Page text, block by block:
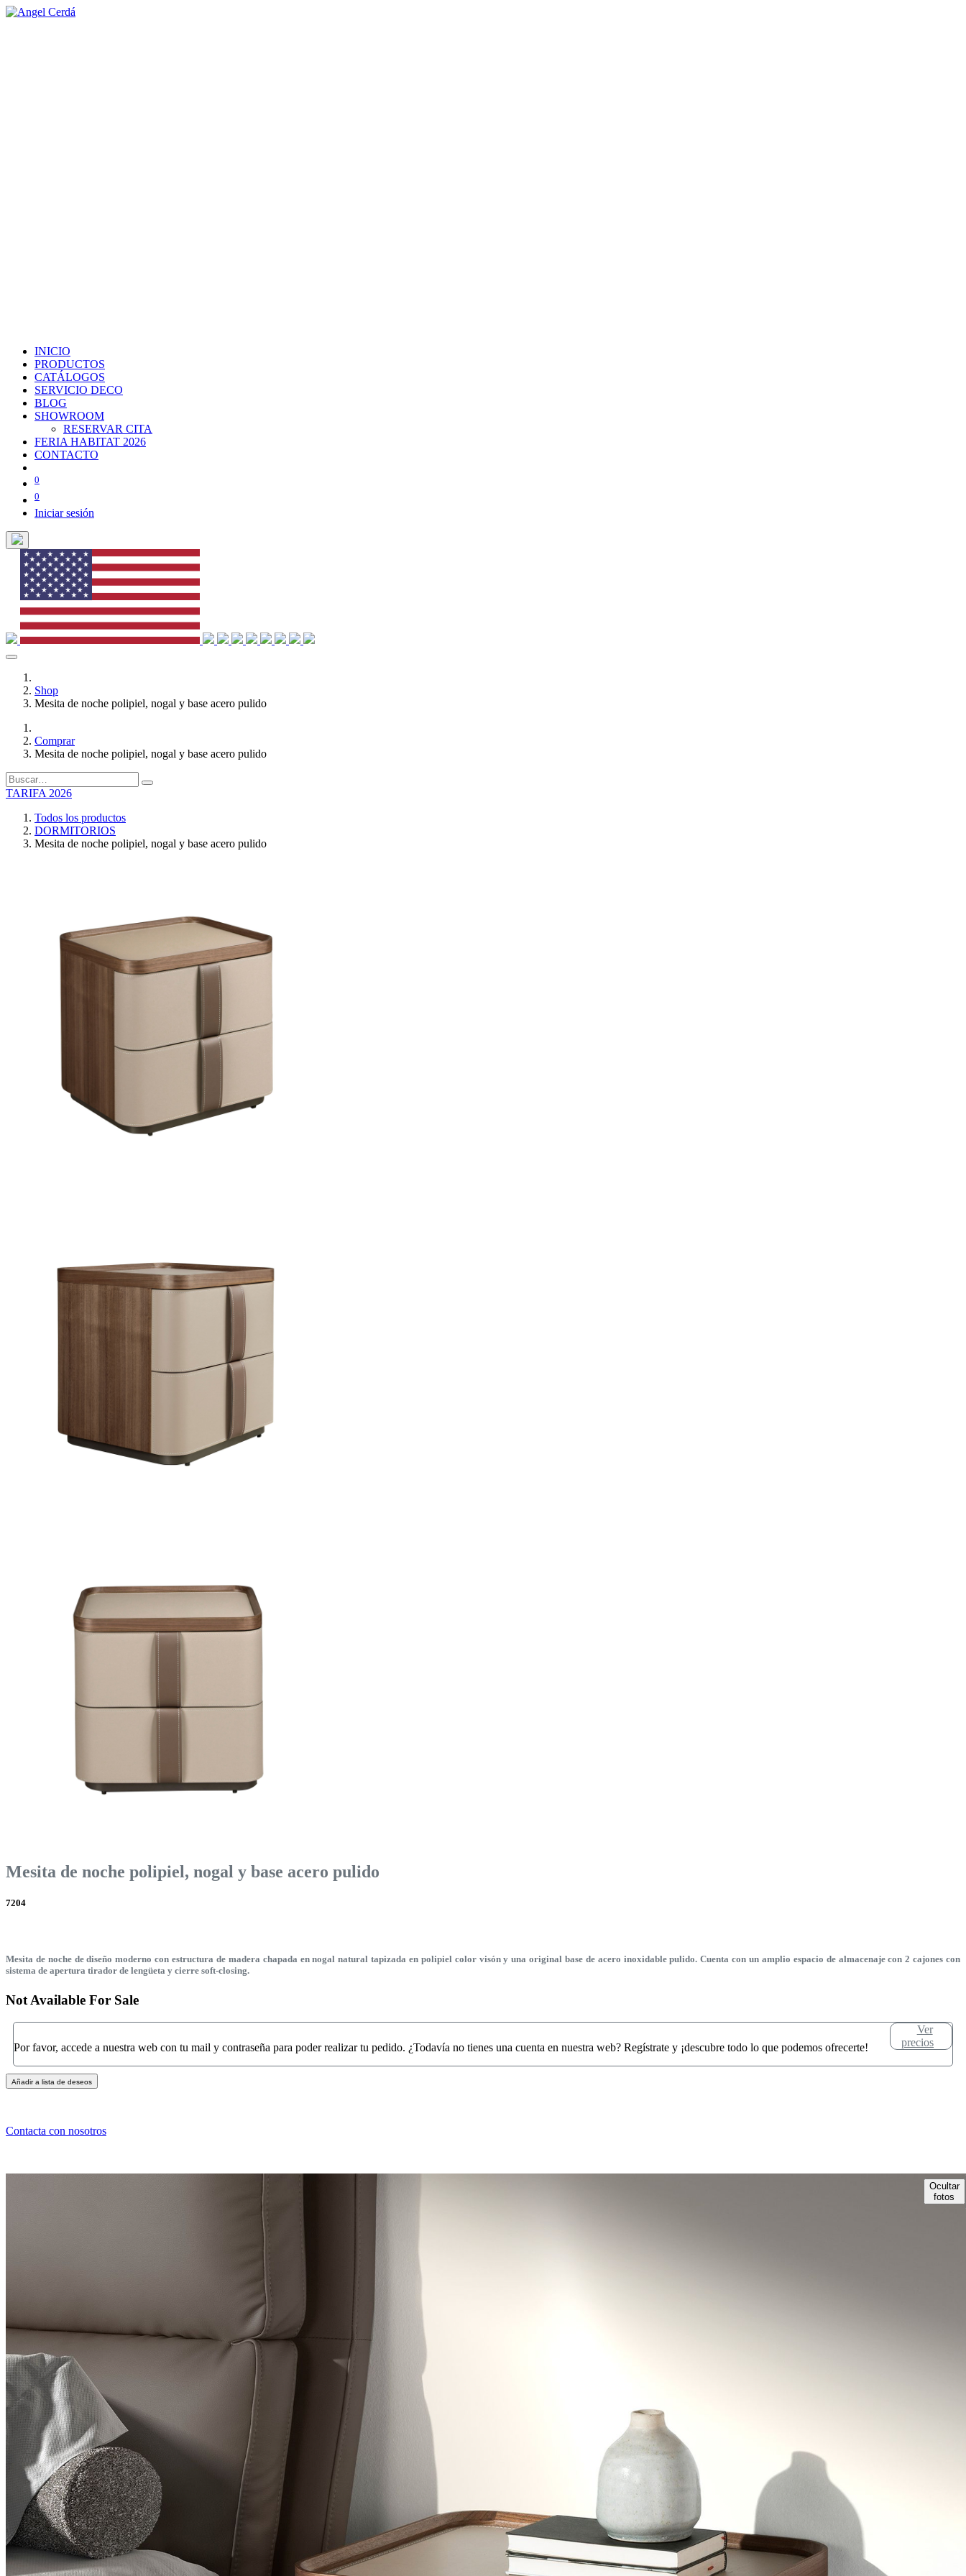
INICIO
PRODUCTOS
CATÁLOGOS
SERVICIO DECO
BLOG
SHOWROOM
RESERVAR CITA
FERIA HABITAT 2026
CONTACTO
0
0
Iniciar sesión
Shop
Mesita de noche polipiel, nogal y base acero pulido
Comprar
Mesita de noche polipiel, nogal y base acero pulido
TARIFA 2026
Todos los productos
DORMITORIOS
Mesita de noche polipiel, nogal y base acero pulido
Mesita de noche polipiel, nogal y base acero pulido
7204
Mesita de noche de diseño moderno con estructura de madera chapada en nogal natural tapizada en polipiel color visón y una original base de acero inoxidable pulido. Cuenta con un amplio espacio de almacenaje con 2 cajones con
sistema de apertura tirador de lengüeta y cierre soft-closing.
Not Available For Sale
Por favor, accede a nuestra web con tu mail y contraseña para poder realizar tu pedido. ¿Todavía no tienes una cuenta en nuestra web? Regístrate y ¡descubre todo lo que podemos ofrecerte!
Ver
precios
Añadir a lista de deseos
Contacta con nosotros
Ocultar
fotos